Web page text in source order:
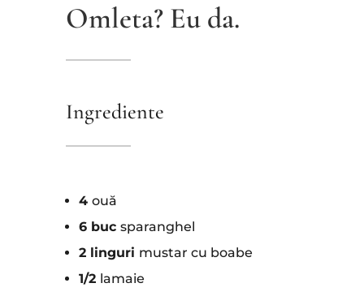
Omleta? Eu da.
Ingrediente
4 ouă
6 buc sparanghel
2 linguri mustar cu boabe
1/2 lamaie